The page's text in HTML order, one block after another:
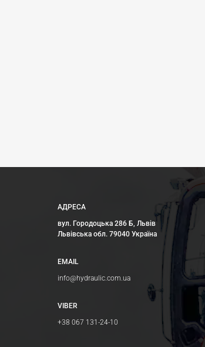
АДРЕСА
вул. Городоцька 286 Б, Львів
Львівська обл. 79040 Україна
EMAIL
info@hydraulic.com.ua
VIBER
+38 067 131-24-10